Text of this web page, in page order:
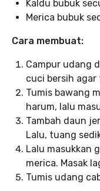
Kaldu bubuk
Merica bubuk
Cara membuat:
Campur udang
cuci bersih agar
Tumis bawang
harum, lalu
Tambah daun
Lalu, tuang
Lalu masukkan
merica. Masak
Tumis udang